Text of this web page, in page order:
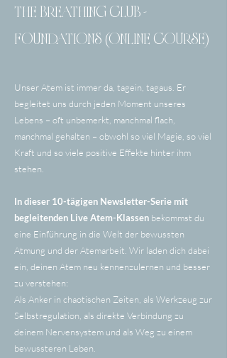
THE BREATHING CLUB -
FOUNDATIONS (ONLINE COURSE)
Unser Atem ist immer da, tagein, tagaus. Er
begleitet uns durch jeden Moment unseres
Lebens – oft unbemerkt, manchmal flach,
manchmal gehalten – obwohl so viel Magie, so viel
Kraft und so viele positive Effekte hinter ihm
stehen.
In dieser 10-tägigen Newsletter-Serie mit
begleitenden Live Atem-Klassen bekommst du
eine Einführung in die Welt der bewussten
Atmung und der Atemarbeit. Wir laden dich dabei
ein, deinen Atem neu kennenzulernen und besser
zu verstehen:
Als Anker in chaotischen Zeiten, als Werkzeug zur
Selbstregulation, als direkte Verbindung zu
deinem Nervensystem und als Weg zu einem
bewussteren Leben.